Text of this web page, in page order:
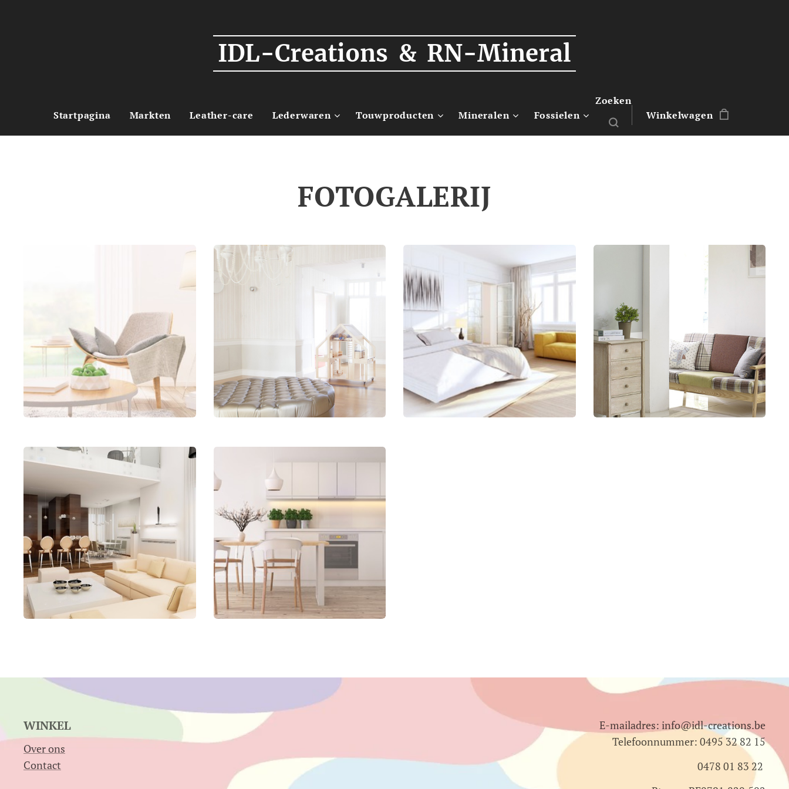
IDL-Creations & RN-Mineral
Startpagina Markten Leather-care Lederwaren Touwproducten Mineralen Fossielen
Zoeken
Winkelwagen
FOTOGALERIJ
WINKEL
Over ons
Contact
E-mailadres: info@idl-creations.be
Telefoonnummer: 0495 32 82 15
0478 01 83 22